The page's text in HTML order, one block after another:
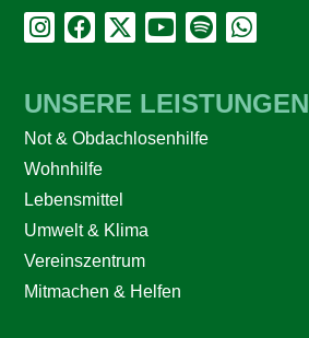
UNSERE LEISTUNGEN
Not & Obdachlosenhilfe
Wohnhilfe
Lebensmittel
Umwelt & Klima
Vereinszentrum
Mitmachen & Helfen